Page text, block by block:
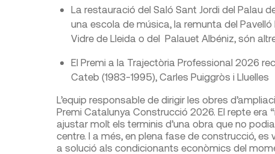
La restauració del Saló Sant Jordi del Palau
una escola de música, la remunta del
Vidre de Lleida o del Palauet Albéniz, són
El Premi a la Trajectòria Professional 2026
Cateb (1983-1995), Carles Puiggròs i Lluelles
L’equip responsable de dirigir les obres
Premi Catalunya Construcció 2026. El repte era
ajustar molt els terminis d’una obra que no
centre. I a més, en plena fase de construcció,
a solució als condicionants econòmics del